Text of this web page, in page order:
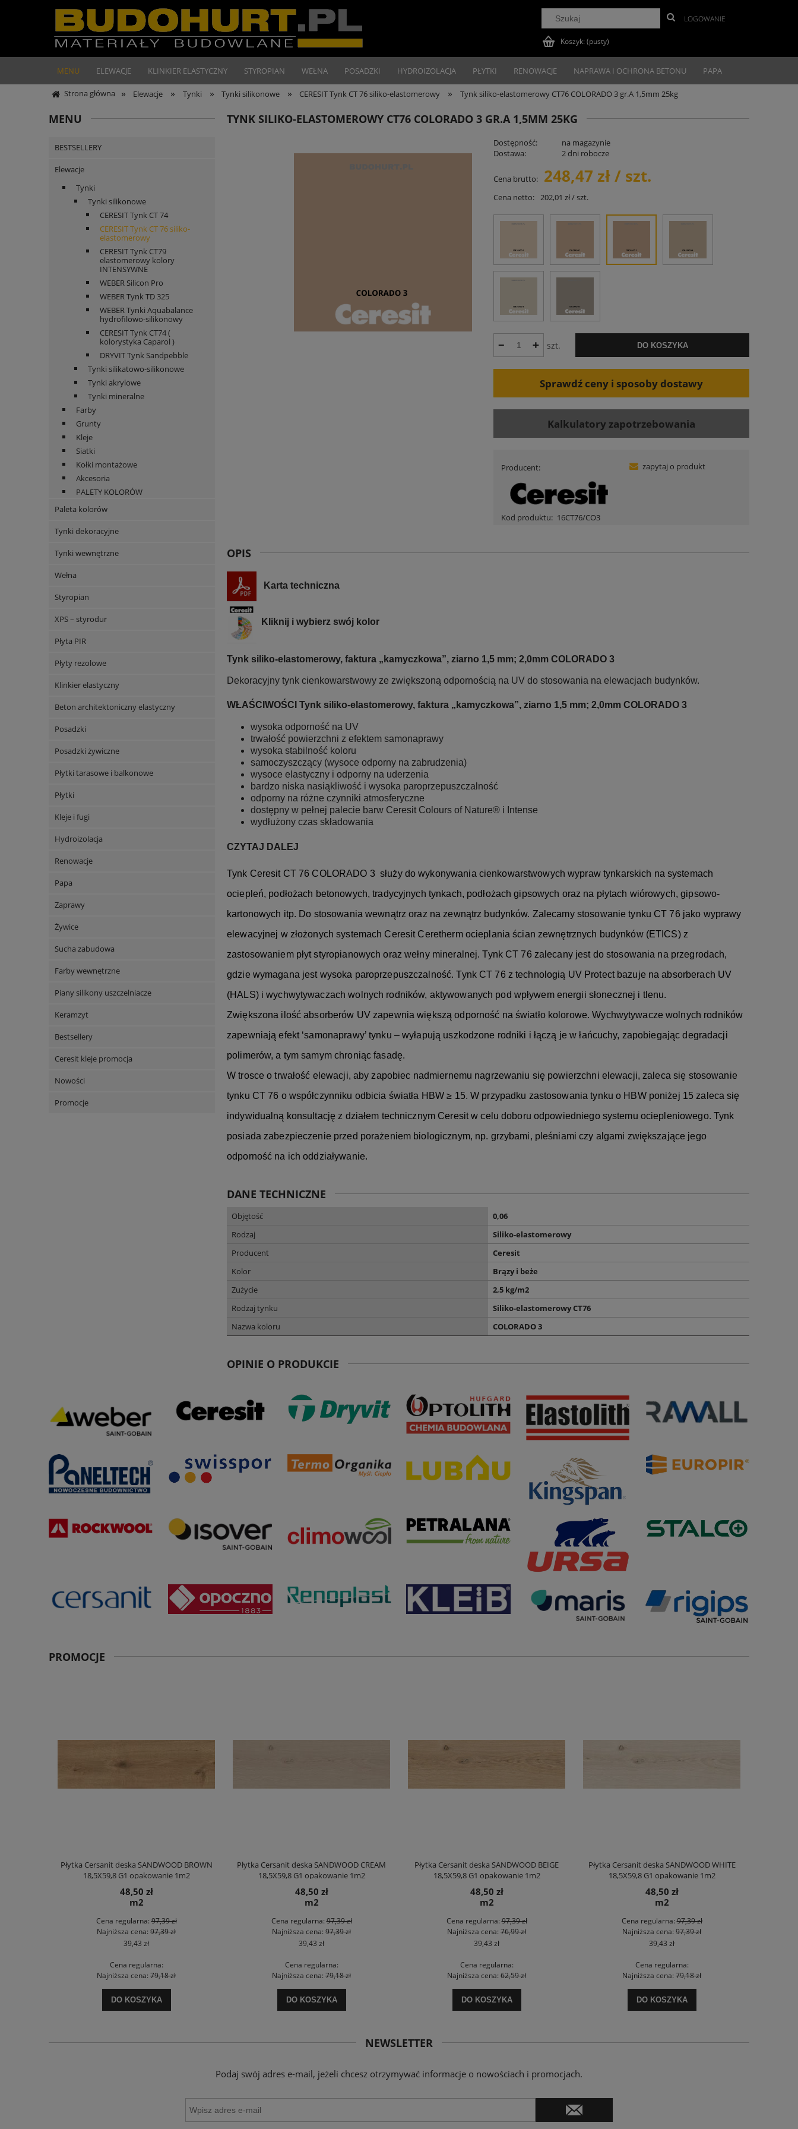
Koszyk: (pusty)
LOGOWANIE
MENU ELEWACJE KLINKIER ELASTYCZNY STYROPIAN WEŁNA POSADZKI HYDROIZOLACJA PŁYTKI RENOWACJE NAPRAWA I OCHRONA BETONU PAPA
Strona główna » Elewacje » Tynki » Tynki silikonowe » CERESIT Tynk CT 76 siliko-elastomerowy » Tynk siliko-elastomerowy CT76 COLORADO 3 gr.A 1,5mm 25kg
MENU
BESTSELLERY
Elewacje
Tynki
Tynki silikonowe
CERESIT Tynk CT 74
CERESIT Tynk CT 76 siliko-
elastomerowy
CERESIT Tynk CT79
elastomerowy kolory
INTENSYWNE
WEBER Silicon Pro
WEBER Tynk TD 325
WEBER Tynki Aquabalance
hydrofilowo-silikonowy
CERESIT Tynk CT74 (
kolorystyka Caparol )
DRYVIT Tynk Sandpebble
Tynki silikatowo-silikonowe
Tynki akrylowe
Tynki mineralne
Farby
Grunty
Kleje
Siatki
Kołki montażowe
Akcesoria
PALETY KOLORÓW
Paleta kolorów
Tynki dekoracyjne
Tynki wewnętrzne
Wełna
Styropian
XPS – styrodur
Płyta PIR
Płyty rezolowe
Klinkier elastyczny
Beton architektoniczny elastyczny
Posadzki
Posadzki żywiczne
Płytki tarasowe i balkonowe
Płytki
Kleje i fugi
Hydroizolacja
Renowacje
Papa
Zaprawy
Żywice
Sucha zabudowa
Farby wewnętrzne
Piany silikony uszczelniacze
Keramzyt
Bestsellery
Ceresit kleje promocja
Nowości
Promocje
TYNK SILIKO-ELASTOMEROWY CT76 COLORADO 3 GR.A 1,5MM 25KG
Dostępność:
na magazynie
Dostawa:
2 dni robocze
Cena brutto: 248,47 zł / szt.
Cena netto: 202,01 zł / szt.
szt. DO KOSZYKA
Sprawdź ceny i sposoby dostawy
Kalkulatory zapotrzebowania
Producent:
Kod produktu: 16CT76/CO3
zapytaj o produkt
OPIS
Karta techniczna
Kliknij i wybierz swój kolor
Tynk siliko-elastomerowy, faktura „kamyczkowa”, ziarno 1,5 mm; 2,0mm COLORADO 3
Dekoracyjny tynk cienkowarstwowy ze zwiększoną odpornością na UV do stosowania na elewacjach budynków.
WŁAŚCIWOŚCI Tynk siliko-elastomerowy, faktura „kamyczkowa”, ziarno 1,5 mm; 2,0mm COLORADO 3
wysoka odporność na UV
trwałość powierzchni z efektem samonaprawy
wysoka stabilność koloru
samoczyszczący (wysoce odporny na zabrudzenia)
wysoce elastyczny i odporny na uderzenia
bardzo niska nasiąkliwość i wysoka paroprzepuszczalność
odporny na różne czynniki atmosferyczne
dostępny w pełnej palecie barw Ceresit Colours of Nature® i Intense
wydłużony czas składowania
CZYTAJ DALEJ
Tynk Ceresit CT 76 COLORADO 3 służy do wykonywania cienkowarstwowych wypraw tynkarskich na systemach
ociepleń, podłożach betonowych, tradycyjnych tynkach, podłożach gipsowych oraz na płytach wiórowych, gipsowo-
kartonowych itp. Do stosowania wewnątrz oraz na zewnątrz budynków. Zalecamy stosowanie tynku CT 76 jako wyprawy
elewacyjnej w złożonych systemach Ceresit Ceretherm ocieplania ścian zewnętrznych budynków (ETICS) z
zastosowaniem płyt styropianowych oraz wełny mineralnej. Tynk CT 76 zalecany jest do stosowania na przegrodach,
gdzie wymagana jest wysoka paroprzepuszczalność. Tynk CT 76 z technologią UV Protect bazuje na absorberach UV
(HALS) i wychwytywaczach wolnych rodników, aktywowanych pod wpływem energii słonecznej i tlenu.
Zwiększona ilość absorberów UV zapewnia większą odporność na światło kolorowe. Wychwytywacze wolnych rodników
zapewniają efekt ‘samonaprawy’ tynku – wyłapują uszkodzone rodniki i łączą je w łańcuchy, zapobiegając degradacji
polimerów, a tym samym chroniąc fasadę.
W trosce o trwałość elewacji, aby zapobiec nadmiernemu nagrzewaniu się powierzchni elewacji, zaleca się stosowanie
tynku CT 76 o współczynniku odbicia światła HBW ≥ 15. W przypadku zastosowania tynku o HBW poniżej 15 zaleca się
indywidualną konsultację z działem technicznym Ceresit w celu doboru odpowiedniego systemu ociepleniowego. Tynk
posiada zabezpieczenie przed porażeniem biologicznym, np. grzybami, pleśniami czy algami zwiększające jego
odporność na ich oddziaływanie.
DANE TECHNICZNE
Objętość
0,06
Rodzaj
Siliko-elastomerowy
Producent
Ceresit
Kolor
Brązy i beże
Zużycie
2,5 kg/m2
Rodzaj tynku
Siliko-elastomerowy CT76
Nazwa koloru
COLORADO 3
OPINIE O PRODUKCIE
PROMOCJE
Płytka Cersanit deska SANDWOOD BROWN
18,5X59,8 G1 opakowanie 1m2
48,50 zł
m2
Cena regularna:97,39 zł
Najniższa cena: 97,39 zł
39,43 zł
Cena regularna:
Najniższa cena: 79,18 zł
DO KOSZYKA
Płytka Cersanit deska SANDWOOD CREAM
18,5X59,8 G1 opakowanie 1m2
48,50 zł
m2
Cena regularna:97,39 zł
Najniższa cena: 97,39 zł
39,43 zł
Cena regularna:
Najniższa cena: 79,18 zł
DO KOSZYKA
Płytka Cersanit deska SANDWOOD BEIGE
18,5X59,8 G1 opakowanie 1m2
48,50 zł
m2
Cena regularna:97,39 zł
Najniższa cena: 76,99 zł
39,43 zł
Cena regularna:
Najniższa cena: 62,59 zł
DO KOSZYKA
Płytka Cersanit deska SANDWOOD WHITE
18,5X59,8 G1 opakowanie 1m2
48,50 zł
m2
Cena regularna:97,39 zł
Najniższa cena: 97,39 zł
39,43 zł
Cena regularna:
Najniższa cena: 79,18 zł
DO KOSZYKA
NEWSLETTER
Podaj swój adres e-mail, jeżeli chcesz otrzymywać informacje o nowościach i promocjach.